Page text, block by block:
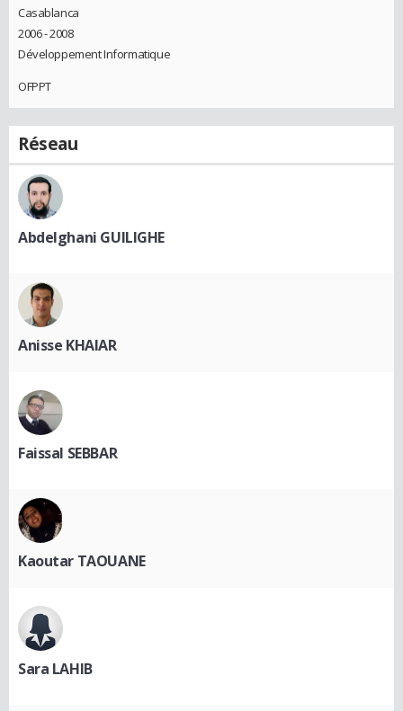
Casablanca
2006 - 2008
Développement Informatique
OFPPT
Réseau
Abdelghani GUILIGHE
Anisse KHAIAR
Faissal SEBBAR
Kaoutar TAOUANE
Sara LAHIB